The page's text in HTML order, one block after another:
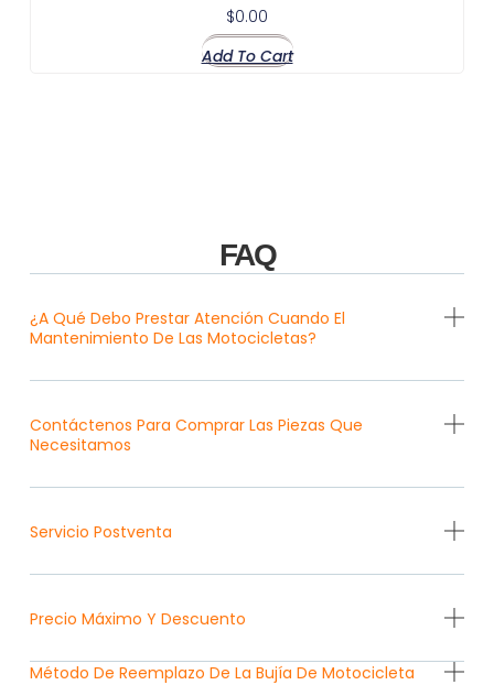
$0.00
Add To Cart
FAQ
¿A Qué Debo Prestar Atención Cuando El
Mantenimiento De Las Motocicletas?
Contáctenos Para Comprar Las Piezas Que
Necesitamos
Servicio Postventa
Precio Máximo Y Descuento
Método De Reemplazo De La Bujía De Motocicleta